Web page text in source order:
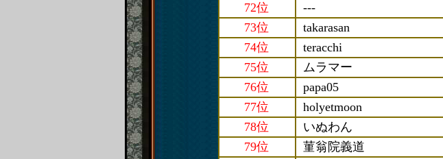
72位
---
73位
takarasan
74位
teracchi
75位
ムラマー
76位
papa05
77位
holyetmoon
78位
いぬわん
79位
菫翁院義道